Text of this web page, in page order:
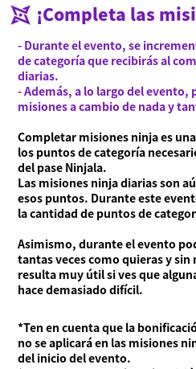
¡Completa las
- Durante el evento, se
de categoría que recibirás al
diarias.
- Además, a lo largo del evento,
misiones a cambio de nada y
Completar misiones ninja es
los puntos de categoría
del pase Ninjala.
Las misiones ninja diarias son
esos puntos. Durante este
la cantidad de puntos de
Asimismo, durante el evento
tantas veces como quieras y
resulta muy útil si ves que
hace demasiado difícil.
*Ten en cuenta que la
no se aplicará en las misiones
del inicio del evento.